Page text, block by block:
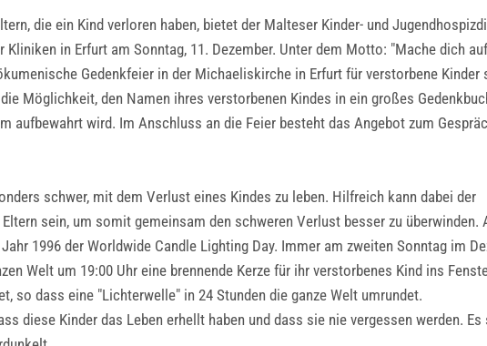
die ein Kind verloren haben, bietet der Malteser Kinder- und
in Erfurt am Sonntag, 11. Dezember. Unter dem Motto: "Mache dich
Gedenkfeier in der Michaeliskirche in Erfurt für verstorbene Kinder
Möglichkeit, den Namen ihres verstorbenen Kindes in ein großes
aufbewahrt wird. Im Anschluss an die Feier besteht das Angebot zum
schwer, mit dem Verlust eines Kindes zu leben. Hilfreich kann dabei der
sein, um somit gemeinsam den schweren Verlust besser zu überwinden.
1996 der Worldwide Candle Lighting Day. Immer am zweiten Sonntag im
Welt um 19:00 Uhr eine brennende Kerze für ihr verstorbenes Kind ins
so dass eine "Lichterwelle" in 24 Stunden die ganze Welt umrundet.
diese Kinder das Leben erhellt haben und dass sie nie vergessen werden.